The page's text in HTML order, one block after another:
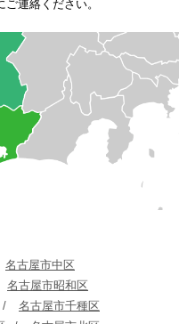
連絡ください。
名古屋市中区
名古屋市昭和区
名古屋市千種区